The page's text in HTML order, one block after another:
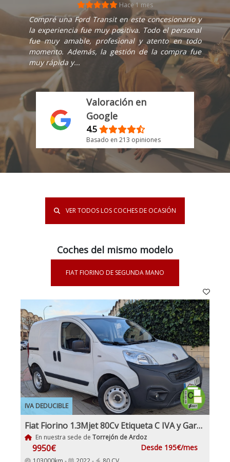
Hace 1 mes
Compré una Ford Transit en este concesionario y
la experiencia fue muy positiva. Todo el personal
fue muy amable, profesional y atento en todo
momento. Además, la gestión de la compra fue
muy rápida y...
Valoración en
Google
4.5
Basado en 213 opiniones
VER TODOS LOS COCHES DE OCASIÓN
Coches del mismo modelo
FIAT FIORINO DE SEGUNDA MANO
IVA DEDUCIBLE
Fiat Fiorino 1.3Mjet 80Cv Etiqueta C IVA y Garantía Incluido
En nuestra sede de Torrejón de Ardoz
9950€ Desde 195€/mes